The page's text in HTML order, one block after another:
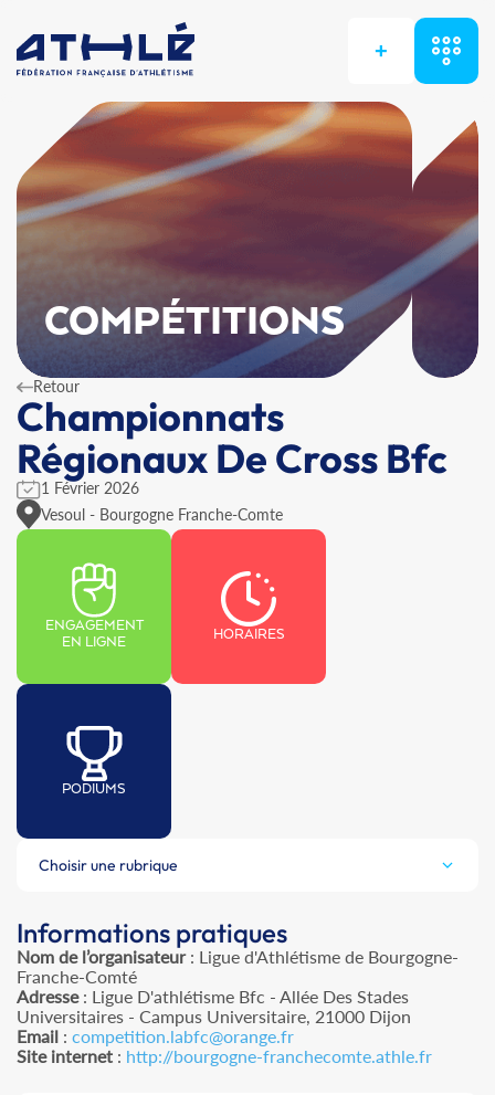
+
COMPÉTITIONS
Retour
Championnats
Régionaux De Cross Bfc
1 Février 2026
Vesoul - Bourgogne Franche-Comte
ENGAGEMENT
EN LIGNE
HORAIRES
PODIUMS
Choisir une rubrique
Informations pratiques
Nom de l’organisateur: Ligue d'Athlétisme de Bourgogne-
Franche-Comté
Adresse: Ligue D'athlétisme Bfc - Allée Des Stades
Universitaires - Campus Universitaire, 21000 Dijon
Email : competition.labfc@orange.fr
Site internet : http://bourgogne-franchecomte.athle.fr